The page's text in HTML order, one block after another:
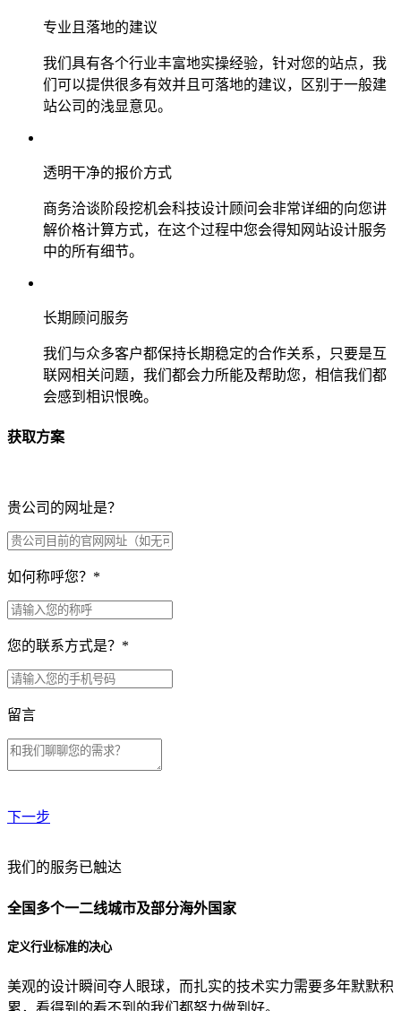
专业且落地的建议
我们具有各个行业丰富地实操经验，针对您的站点，我
们可以提供很多有效并且可落地的建议，区别于一般建
站公司的浅显意见。
透明干净的报价方式
商务洽谈阶段挖机会科技设计顾问会非常详细的向您讲
解价格计算方式，在这个过程中您会得知网站设计服务
中的所有细节。
长期顾问服务
我们与众多客户都保持长期稳定的合作关系，只要是互
联网相关问题，我们都会力所能及帮助您，相信我们都
会感到相识恨晚。
获取方案
贵公司的网址是？
如何称呼您？ *
您的联系方式是？ *
留言
下一步
贵公司预算范围是？
贵公司的团队规模是？
目前主要的营销渠道是？
我们的服务已触达
全国多个一二线城市及部分海外国家
定义行业标准的决心
美观的设计瞬间夺人眼球，而扎实的技术实力需要多年默默积
累，看得到的看不到的我们都努力做到好。